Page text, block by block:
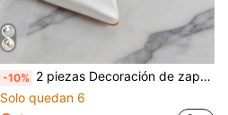
-10% 2 piezas Decoración de zapatos desmontable con diseño de hebilla de perla de metal y perla falsa, accesorios DIY para zapatos, clips de zapatos elegantes y de moda, zapatos de tacón alto negro, blanco y rojo, decoración de zapatos para mujer, decoración de zapatos de boda, decoración de zapatos de novia
Solo quedan 6